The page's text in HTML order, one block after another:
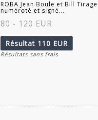
ROBA Jean Boule et Bill Tirage
numéroté et signé...
80 - 120 EUR
Résultat 110 EUR
Résultats sans frais